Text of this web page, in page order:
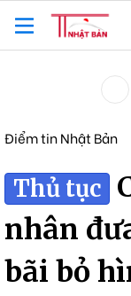
Điểm tin Nhật Bản
Thủ tục
nhân
bãi bỏ